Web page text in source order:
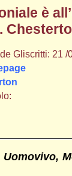
è
Gliscritti: 21 /